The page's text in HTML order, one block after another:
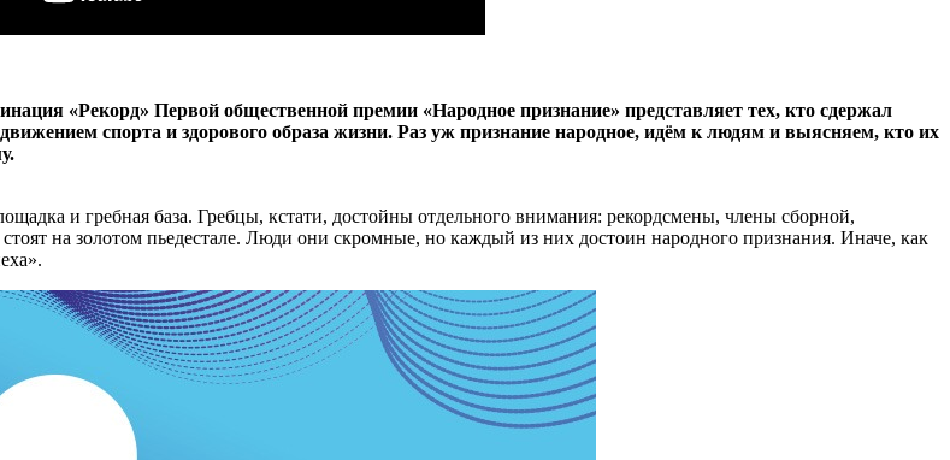
«Рекорд» Первой общественной премии «Народное признание» представляет тех, кто сдержал
спорта и здорового образа жизни. Раз уж признание народное, идём к людям и выясняем, кто их
и гребная база. Гребцы, кстати, достойны отдельного внимания: рекордсмены, члены сборной,
на золотом пьедестале. Люди они скромные, но каждый из них достоин народного признания. Иначе, как